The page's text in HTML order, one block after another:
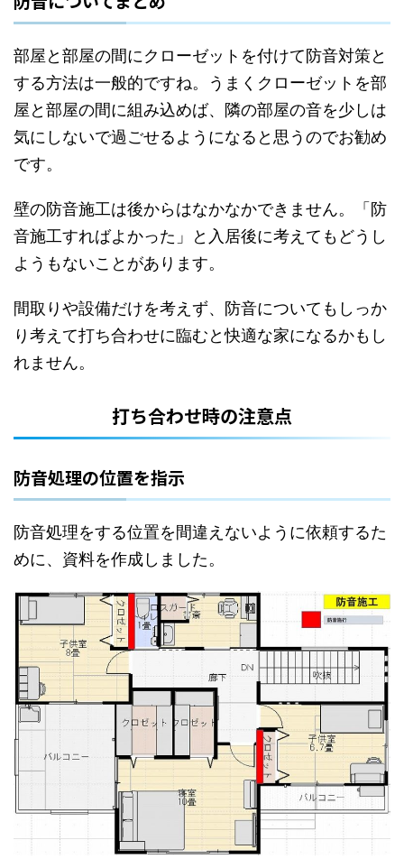
部屋と部屋の間にクローゼットを付けて防音対策と
する方法は一般的ですね。うまくクローゼットを部
屋と部屋の間に組み込めば、隣の部屋の音を少しは
気にしないで過ごせるようになると思うのでお勧め
です。
壁の防音施工は後からはなかなかできません。「防
音施工すればよかった」と入居後に考えてもどうし
ようもないことがあります。
間取りや設備だけを考えず、防音についてもしっか
り考えて打ち合わせに臨むと快適な家になるかもし
れません。
打ち合わせ時の注意点
防音処理の位置を指示
防音処理をする位置を間違えないように依頼するた
めに、資料を作成しました。